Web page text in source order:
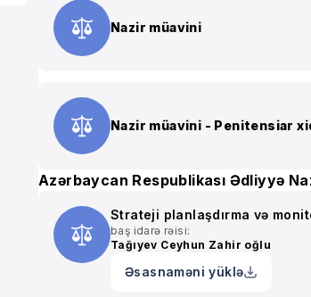
Nazir müavini
Nazir müavini - Penitensiar
Azərbaycan Respublikası Ədliyyə
Strateji planlaşdırma və
baş idarə rəisi:
Tağıyev Ceyhun Zahir oğlu
Əsasnaməni yüklə